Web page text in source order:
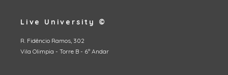
Live University ©
R. Fidêncio Ramos, 302
Vila Olimpia - Torre B - 6º Andar